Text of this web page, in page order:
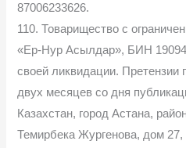
87006233626.
110. Товарищество с
«Ер-Нур Асылдар», БИН
своей ликвидации. Претензии
двух месяцев со дня
Казахстан, город Астана,
Темирбека Жургенова, дом 27,